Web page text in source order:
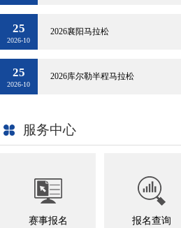
25
2026-10
2026襄阳马拉松
25
2026-10
2026库尔勒半程马拉松
服务中心
赛事报名 报名查询